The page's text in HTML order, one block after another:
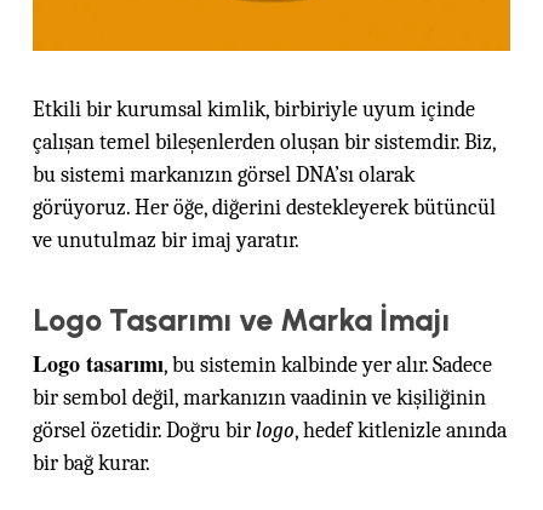
Etkili bir kurumsal kimlik, birbiriyle uyum içinde
çalışan temel bileşenlerden oluşan bir sistemdir. Biz,
bu sistemi markanızın görsel DNA’sı olarak
görüyoruz. Her öğe, diğerini destekleyerek bütüncül
ve unutulmaz bir imaj yaratır.
Logo Tasarımı ve Marka İmajı
Logo tasarımı, bu sistemin kalbinde yer alır. Sadece
bir sembol değil, markanızın vaadinin ve kişiliğinin
görsel özetidir. Doğru birlogo, hedef kitlenizle anında
bir bağ kurar.